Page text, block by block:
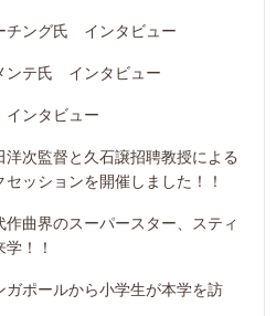
チング氏 インタビュー
ンテ氏 インタビュー
ンタビュー
洋次監督と久石譲招聘教授による
ッションを開催しました！！
作曲界のスーパースター、スティ
！！
ガポールから小学生が本学を訪